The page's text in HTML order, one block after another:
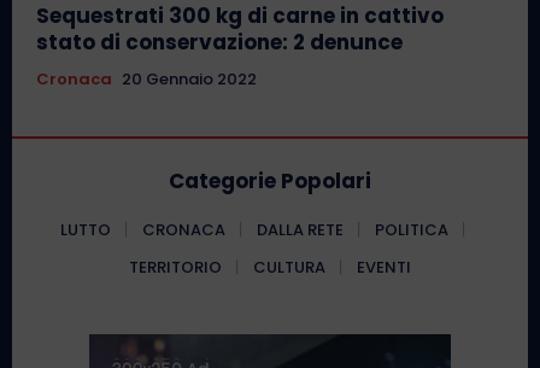
Sequestrati 300 kg di carne in cattivo
stato di conservazione: 2 denunce
Cronaca 20 Gennaio 2022
Categorie Popolari
LUTTO CRONACA DALLA RETE
POLITICA
TERRITORIO
CULTURA EVENTI